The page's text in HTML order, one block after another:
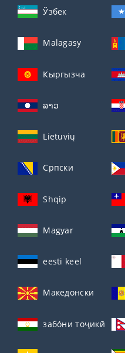
Ўзбек
Malagasy
Кыргызча
ລາວ
Lietuvių
Српски
Shqip
Magyar
eesti keel
Македонски
забо́ни тоҷикӣ́